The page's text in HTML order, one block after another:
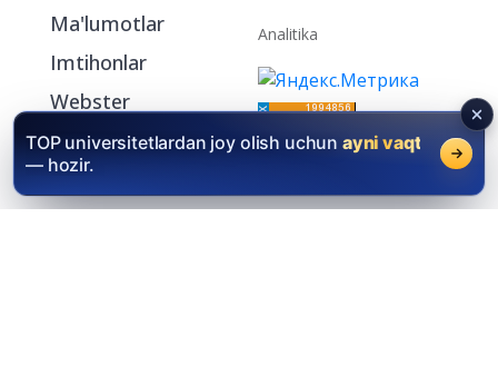
Ma'lumotlar
Imtihonlar
Webster
My.Oliygoh.uz
Analitika
TOP universitetlardan joy olish uchun ayni vaqt
— hozir.